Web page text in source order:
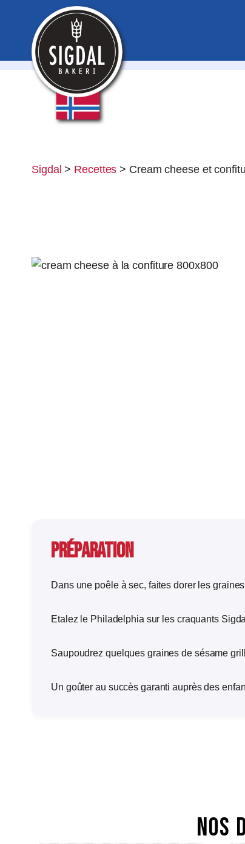
Sigdal > Recettes > Cream cheese et
Préparation
Dans une poêle à sec, faites dorer les
Etalez le Philadelphia sur les craquants
Saupoudrez quelques graines de sésame
Un goûter au succès garanti auprès des
Nos